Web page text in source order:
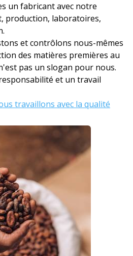
un fabricant avec notre
production, laboratoires,
et contrôlons nous-mêmes
des matières premières au
pas un slogan pour nous.
et un travail
travaillons avec la qualité